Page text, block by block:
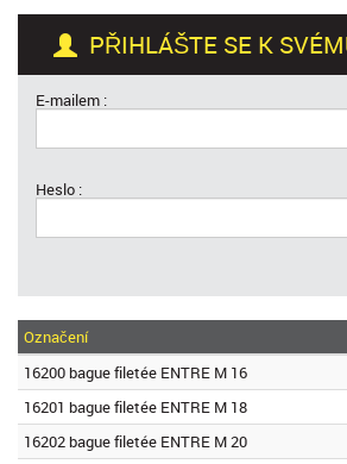
PŘIHLÁŠTE SE K
E-mailem :
Heslo :
Označení
16200 bague filetée ENTRE M 16
16201 bague filetée ENTRE M 18
16202 bague filetée ENTRE M 20